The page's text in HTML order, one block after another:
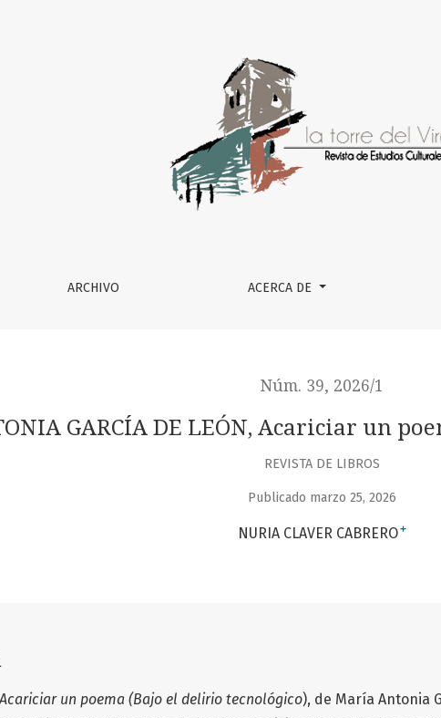
ARCHIVO ACERCA DE
Núm. 39, 2026/1
GARCÍA DE LEÓN, Acariciar un
REVISTA DE LIBROS
Publicado marzo 25, 2026
NURIA CLAVER CABRERO+
Acariciar un poema (Bajo el delirio tecnológico), de María Antonia